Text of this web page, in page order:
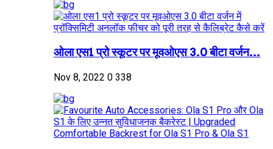
ओला एस1 प्रो स्कूटर पर मूवओएस 3.0 बीटा वर्जन...
Nov 8, 2022 0 338